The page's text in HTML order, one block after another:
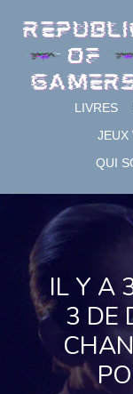
content
LIVRES
JEUX
QUI
IL Y A
3 DE